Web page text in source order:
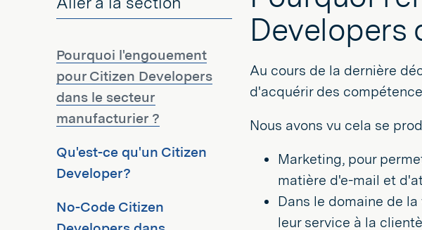
Pourquoi l'engouement
pour Citizen Developers
dans le secteur
manufacturier ?
Qu'est-ce qu'un Citizen
Developer?
No-Code Citizen
Developers
Au cours de la dernière
d'acquérir des
Nous avons vu cela se
Marketing, pour
matière d'e-mail et
Dans le domaine de
leur service à la